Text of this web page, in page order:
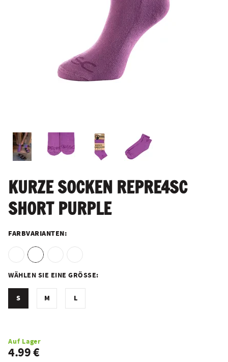
KURZE SOCKEN REPRE4SC
SHORT PURPLE
FARBVARIANTEN:
WÄHLEN SIE EINE GRÖSSE:
S M L
Auf Lager
4.99 €